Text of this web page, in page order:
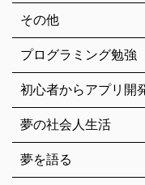
その他
プログラミング勉強
初心者からアプリ開
夢の社会人生活
夢を語る